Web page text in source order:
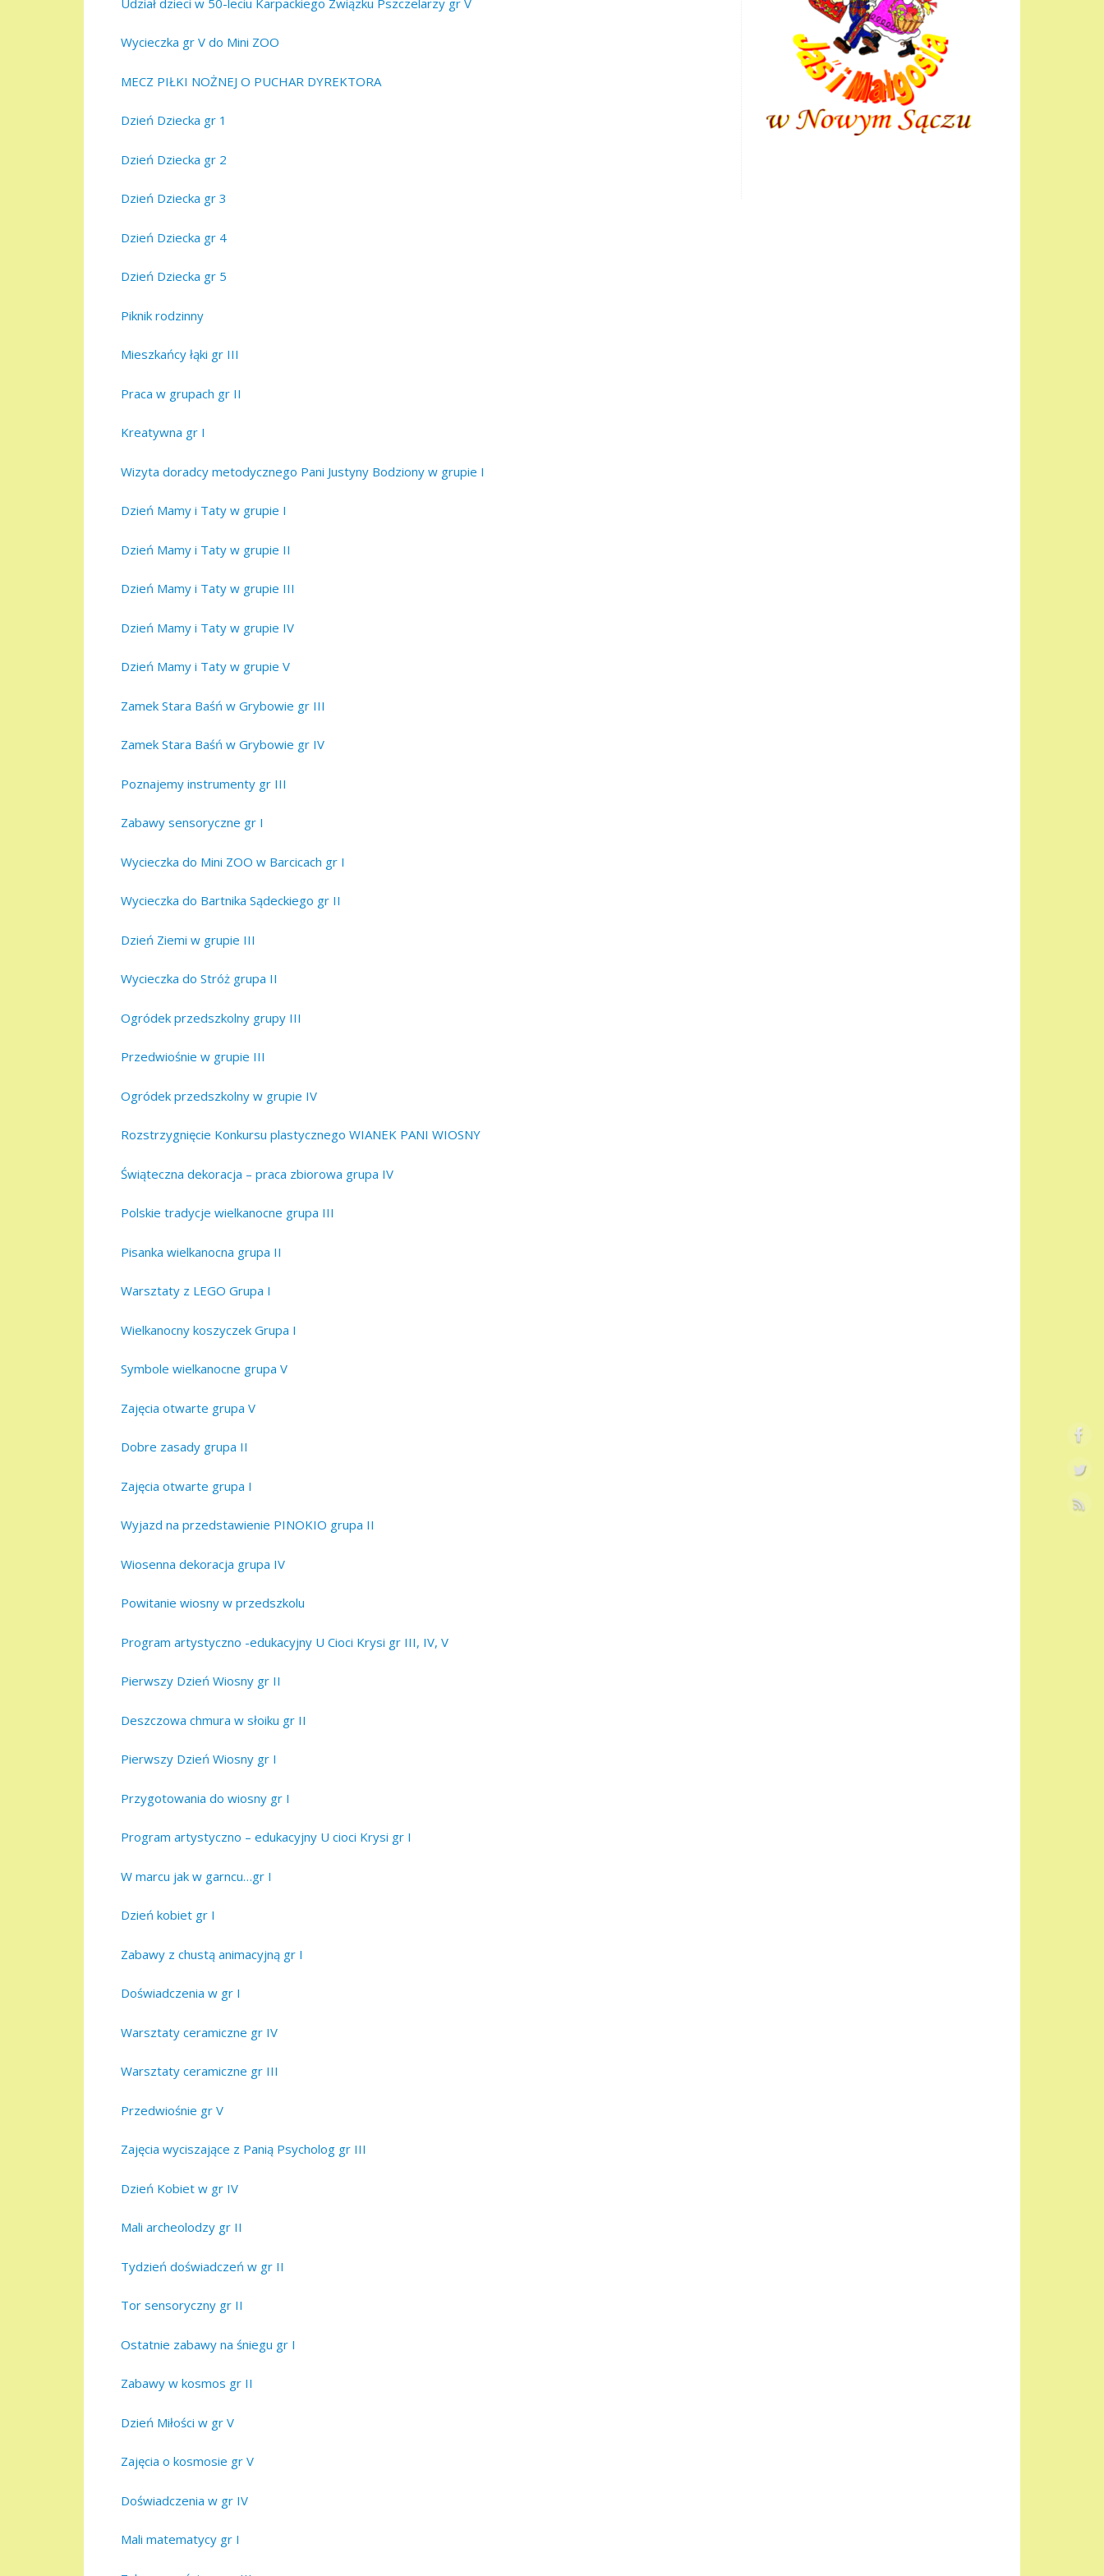
Wycieczka gr V do Mini ZOO
MECZ PIŁKI NOŻNEJ O PUCHAR DYREKTORA
Dzień Dziecka gr 1
Dzień Dziecka gr 2
Dzień Dziecka gr 3
Dzień Dziecka gr 4
Dzień Dziecka gr 5
Piknik rodzinny
Mieszkańcy łąki gr III
Praca w grupach gr II
Kreatywna gr I
Wizyta doradcy metodycznego Pani Justyny Bodziony w grupie I
Dzień Mamy i Taty w grupie I
Dzień Mamy i Taty w grupie II
Dzień Mamy i Taty w grupie III
Dzień Mamy i Taty w grupie IV
Dzień Mamy i Taty w grupie V
Zamek Stara Baśń w Grybowie gr III
Zamek Stara Baśń w Grybowie gr IV
Poznajemy instrumenty gr III
Zabawy sensoryczne gr I
Wycieczka do Mini ZOO w Barcicach gr I
Wycieczka do Bartnika Sądeckiego gr II
Dzień Ziemi w grupie III
Wycieczka do Stróż grupa II
Ogródek przedszkolny grupy III
Przedwiośnie w grupie III
Ogródek przedszkolny w grupie IV
Rozstrzygnięcie Konkursu plastycznego WIANEK PANI WIOSNY
Świąteczna dekoracja – praca zbiorowa grupa IV
Polskie tradycje wielkanocne grupa III
Pisanka wielkanocna grupa II
Warsztaty z LEGO Grupa I
Wielkanocny koszyczek Grupa I
Symbole wielkanocne grupa V
Zajęcia otwarte grupa V
Dobre zasady grupa II
Zajęcia otwarte grupa I
Wyjazd na przedstawienie PINOKIO grupa II
Wiosenna dekoracja grupa IV
Powitanie wiosny w przedszkolu
Program artystyczno -edukacyjny U Cioci Krysi gr III, IV, V
Pierwszy Dzień Wiosny gr II
Deszczowa chmura w słoiku gr II
Pierwszy Dzień Wiosny gr I
Przygotowania do wiosny gr I
Program artystyczno – edukacyjny U cioci Krysi gr I
W marcu jak w garncu…gr I
Dzień kobiet gr I
Zabawy z chustą animacyjną gr I
Doświadczenia w gr I
Warsztaty ceramiczne gr IV
Warsztaty ceramiczne gr III
Przedwiośnie gr V
Zajęcia wyciszające z Panią Psycholog gr III
Dzień Kobiet w gr IV
Mali archeolodzy gr II
Tydzień doświadczeń w gr II
Tor sensoryczny gr II
Ostatnie zabawy na śniegu gr I
Zabawy w kosmos gr II
Dzień Miłości w gr V
Zajęcia o kosmosie gr V
Doświadczenia w gr IV
Mali matematycy gr I